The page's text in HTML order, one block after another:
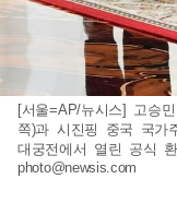
[서울=AP/뉴시스] 고승
쪽)과 시진핑 중국 국가
대궁전에서 열린 공식
photo@newsis.com